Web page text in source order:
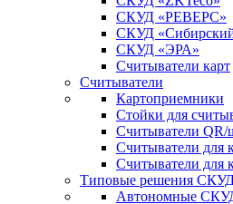
СКУД «РЕВЕРС»
СКУД
СКУД «ЭРА»
Считыватели карт
Считыватели
Картоприемники
Стойки для
Считыватели QR/
Считыватели для
Считыватели для
Типовые решения
Автономные